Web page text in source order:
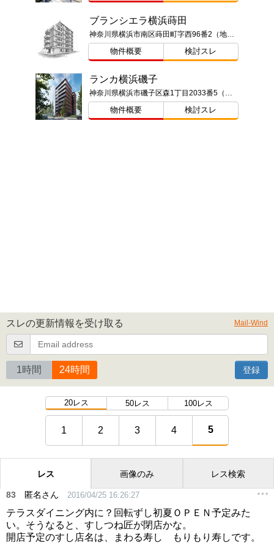
ブランシエラ横浜蒔田
神奈川県横浜市南区蒔田町字西96番2（地番）
物件概要 検討スレ
ランカ横浜磯子
神奈川県横浜市磯子区森1丁目2033番5（地番）
物件概要 検討スレ
スレの更新情報を受け取る Mail-Wind
1時間 24時間 登録
20レス 50レス 100レス
1 2 3 4 5
レス 画像のみ レス検索
83 匿名さん 2016/04/25 16:26:27
テラスダイニング内に？回転ずし初夏ＯＰＥＮ予定みた
い。そうなると、すしつね匠が閉店かな。
開店予定のすし店名は、まわる寿し もりもり寿しです。